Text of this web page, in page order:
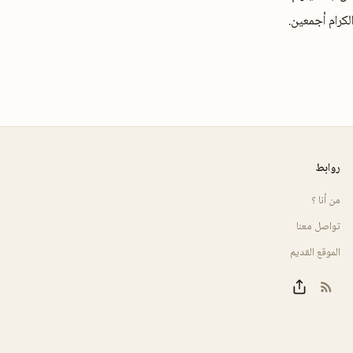
أجمعين.
روابط
من أنا ؟
تواصل معنا
الموقع القديم